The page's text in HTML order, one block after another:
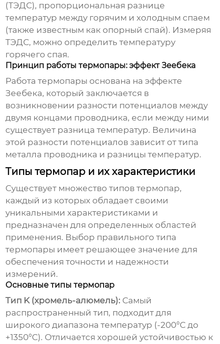
(ТЭДС), пропорциональная разнице
температур между горячим и холодным спаем
(также известным как опорный спай). Измеряя
ТЭДС, можно определить температуру
горячего спая.
Принцип работы термопары: эффект Зеебека
Работа термопары основана на эффекте
Зеебека, который заключается в
возникновении разности потенциалов между
двумя концами проводника, если между ними
существует разница температур. Величина
этой разности потенциалов зависит от типа
металла проводника и разницы температур.
Типы термопар и их характеристики
Существует множество типов термопар,
каждый из которых обладает своими
уникальными характеристиками и
предназначен для определенных областей
применения. Выбор правильного типа
термопары имеет решающее значение для
обеспечения точности и надежности
измерений.
Основные типы термопар
Тип K (хромель-алюмель): Самый
распространенный тип, подходит для
широкого диапазона температур (-200°C до
+1350°C). Отличается хорошей устойчивостью к